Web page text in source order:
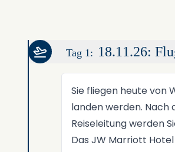
Tag 1: 18.11.26:
Sie fliegen heute von
landen werden. Nach
Reiseleitung werden
Das JW Marriott